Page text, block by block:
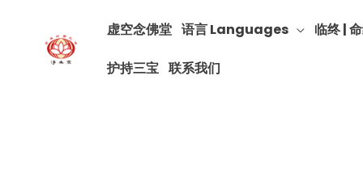
虚空念佛堂 语言 Languages 临终 |
护持三宝 联系我们